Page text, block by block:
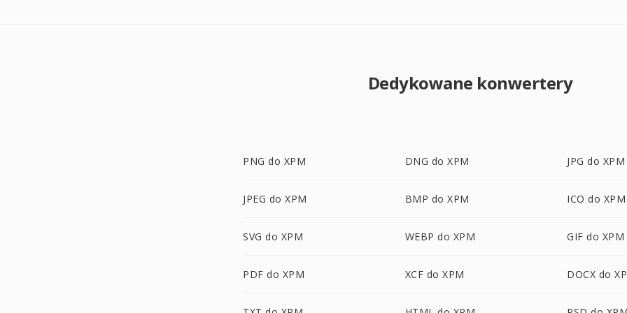
Dedykowane konwertery
PNG do XPM DNG do XPM JPG do XPM
JPEG do XPM BMP do XPM ICO do XPM
SVG do XPM WEBP do XPM GIF do XPM
PDF do XPM XCF do XPM DOCX do